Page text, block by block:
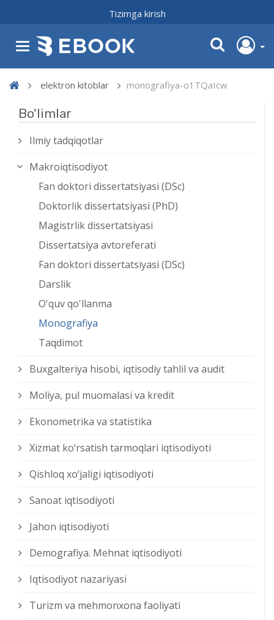
Tizimga kirish
elektron kitoblar monografiya-o1TQaIcw
Bo'limlar
Ilmiy tadqiqotlar
Makroiqtisodiyot
Fan doktori dissertatsiyasi (DSc)
Doktorlik dissertatsiyasi (PhD)
Magistrlik dissertatsiyasi
Dissertatsiya avtoreferati
Fan doktori dissertatsiyasi (DSc)
Darslik
O'quv qo'llanma
Monografiya
Taqdimot
Buxgalteriya hisobi, iqtisodiy tahlil va audit
Moliya, pul muomalasi va kredit
Ekonometrika va statistika
Xizmat kо‘rsatish tarmoqlari iqtisodiyoti
Qishloq xо‘jaligi iqtisodiyoti
Sanoat iqtisodiyoti
Jahon iqtisodiyoti
Demografiya. Mehnat iqtisodiyoti
Iqtisodiyot nazariyasi
Turizm va mehmonxona faoliyati